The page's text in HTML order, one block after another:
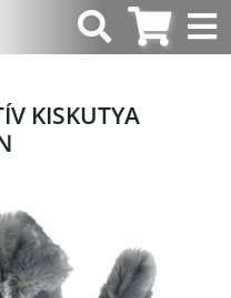
KISKUTYA